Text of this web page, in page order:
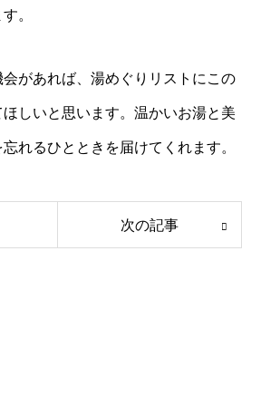
。
があれば、湯めぐりリストにこの
しいと思います。温かいお湯と美
れるひとときを届けてくれます。
次の記事